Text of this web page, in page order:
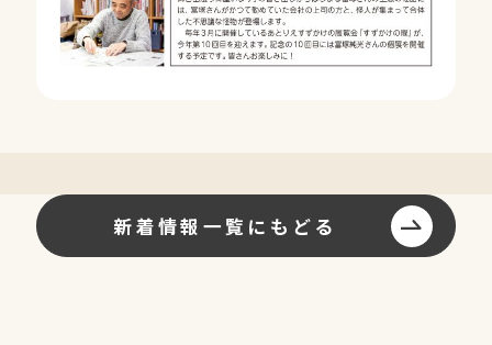
新着情報一覧にもどる